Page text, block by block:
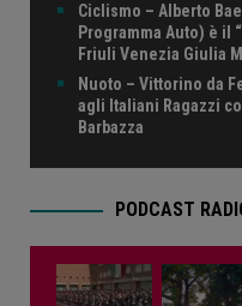
Ciclismo – Alberto
Programma Auto) è il
Friuli Venezia Giulia
Nuoto – Vittorino da
agli Italiani Ragazzi
Barbazza
PODCAST